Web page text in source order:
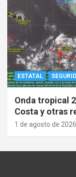
ESTATAL
Onda tropical
Costa y otras
1 de agosto de 2026